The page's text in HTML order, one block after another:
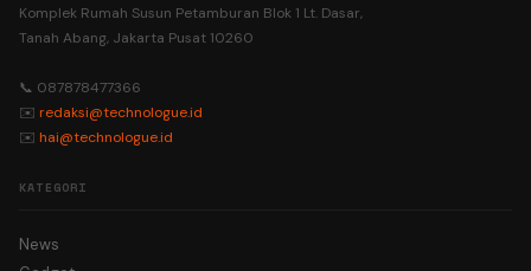
Komplek Rumah Susun Petamburan Blok 1 Lt. Dasar,
Tanah Abang, Jakarta Pusat 10260
📞 087878477366
✉️ redaksi@technologue.id
✉️ hai@technologue.id
KATEGORI
News